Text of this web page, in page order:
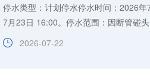
停水类型：计划停水停水时间：2026
7月23日 16:00。停水范围：因断管碰
注意事项：请大家提前做好贮水准备，
2026-07-22